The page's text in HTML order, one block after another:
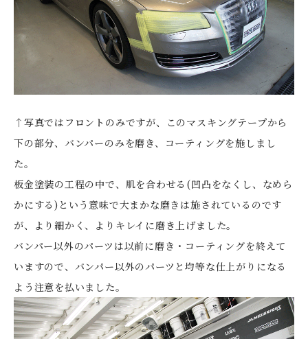
↑写真ではフロントのみですが、このマスキングテープから
下の部分、バンパーのみを磨き、コーティングを施しまし
た。
板金塗装の工程の中で、肌を合わせる(凹凸をなくし、なめら
かにする)という意味で大まかな磨きは施されているのです
が、より細かく、よりキレイに磨き上げました。
バンパー以外のパーツは以前に磨き・コーティングを終えて
いますので、バンパー以外のパーツと均等な仕上がりになる
よう注意を払いました。